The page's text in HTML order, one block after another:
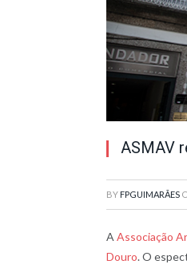
ASMAV
BY FPGUIMARÃES
A Associação
Douro. O